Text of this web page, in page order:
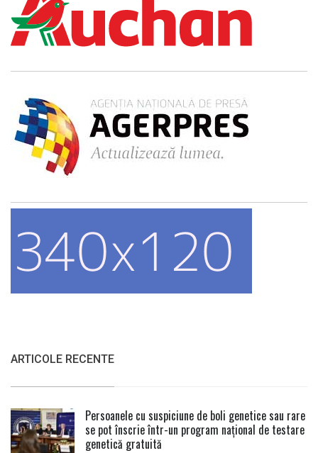
ARTICOLE RECENTE
Persoanele cu suspiciune de boli genetice sau rare
se pot înscrie într-un program național de testare
genetică gratuită